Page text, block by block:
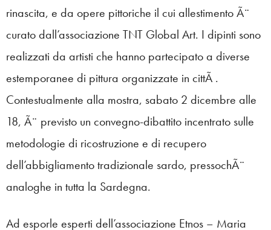
rinascita, e da opere pittoriche il cui allestimento Ã¨
curato dall’associazione TNT Global Art. I dipinti sono
realizzati da artisti che hanno partecipato a diverse
estemporanee di pittura organizzate in cittÃ .
Contestualmente alla mostra, sabato 2 dicembre alle
18, Ã¨ previsto un convegno-dibattito incentrato sulle
metodologie di ricostruzione e di recupero
dell’abbigliamento tradizionale sardo, pressochÃ¨
analoghe in tutta la Sardegna.
Ad esporle esperti dell’associazione Etnos – Maria